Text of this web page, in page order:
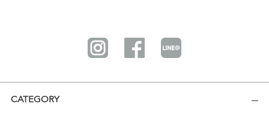
CATEGORY